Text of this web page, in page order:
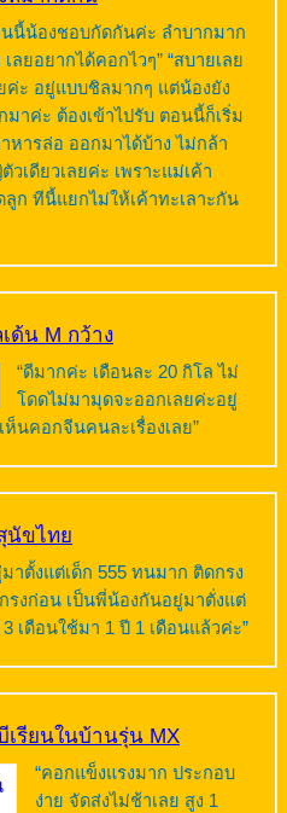
นนี้น้องชอบกัดกันค่ะ ลำบากมาก
เลยอยากได้คอกไวๆ” “สบายเลย
ค่ะ อยู่แบบชิลมากๆ แต่น้องยัง
าค่ะ ต้องเข้าไปรับ ตอนนี้ก็เริ่ม
หารล่อ ออกมาได้บ้าง ไม่กล้า
เดียวเลยค่ะ เพราะแม่เค้า
ก ทีนี้แยกไม่ให้เค้าทะเลาะกัน
ด้น M กว้าง
“ดีมากค่ะ เดือนละ 20 กิโล ไม่
โดดไม่มามุดจะออกเลยค่ะอยู่
นคอกจีนคนละเรื่องเลย”
นัขไทย
าตั้งแต่เด็ก 555 ทนมาก ติดกรง
รงก่อน เป็นพี่น้องกันอยู่มาตั่งแต่
เดือนใช้มา 1 ปี 1 เดือนแล้วค่ะ”
รียนในบ้านรุ่น MX
“คอกแข็งแรงมาก ประกอบ
ง่าย จัดส่งไม่ช้าเลย สูง 1